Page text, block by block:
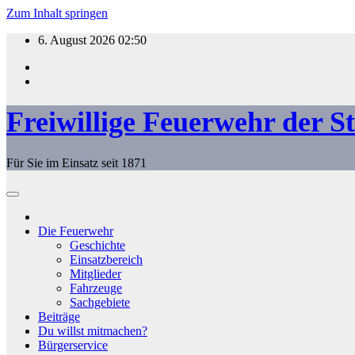
Zum Inhalt springen
6. August 2026 02:50
Freiwillige Feuerwehr der
Für Sie im Einsatz seit 1871
Die Feuerwehr
Geschichte
Einsatzbereich
Mitglieder
Fahrzeuge
Sachgebiete
Beiträge
Du willst mitmachen?
Bürgerservice